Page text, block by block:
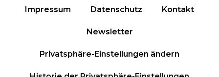
Impressum Datenschutz Kontakt
Newsletter
Privatsphäre-Einstellungen ändern